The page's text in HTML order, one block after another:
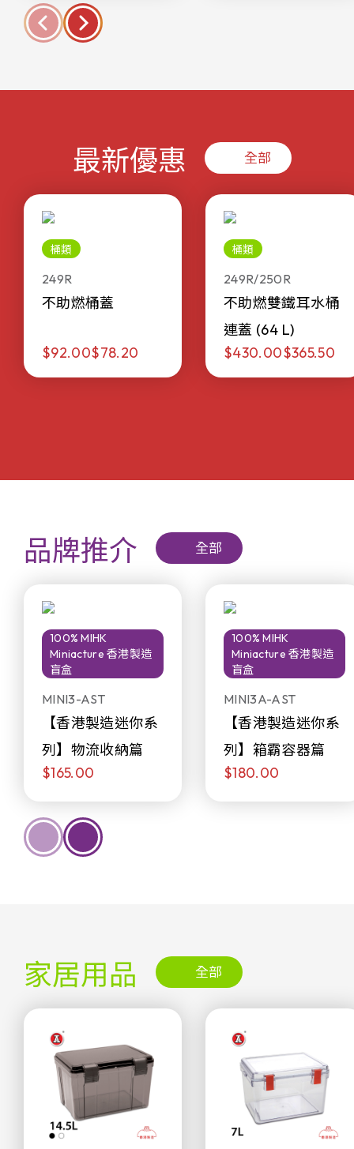
最新優惠 全部
桶類
249R
不助燃桶蓋
$92.00$78.20
桶類
249R/250R
不助燃雙鐵耳水桶
連蓋 (64 L)
$430.00$365.50
品牌推介 全部
100% MIHK
Miniacture 香港製造
盲盒
MINI3-AST
【香港製造迷你系
列】物流收納篇
$165.00
100% MIHK
Miniacture 香港製造
盲盒
MINI3A-AST
【香港製造迷你系
列】箱霸容器篇
$180.00
家居用品 全部